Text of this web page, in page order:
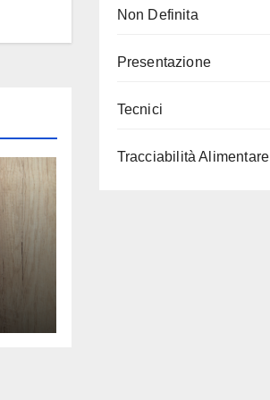
Non Definita
Presentazione
Tecnici
Tracciabilità Alimentare